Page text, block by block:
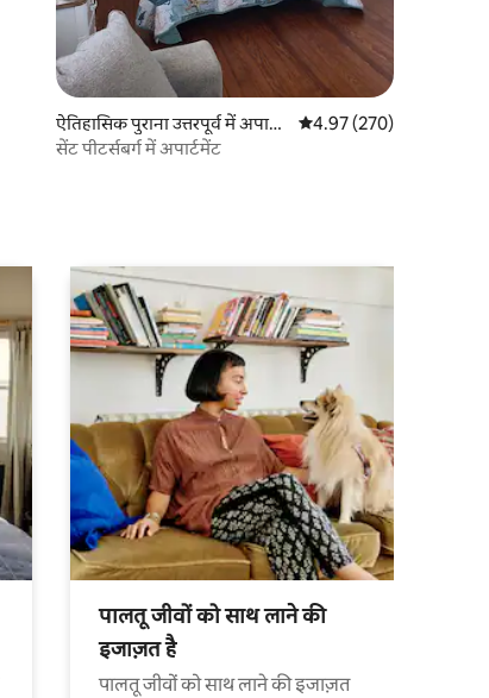
ऐतिहासिक पुराना उत्तरपूर्व में अपार्ट
मेंट
औसत रेटिंग 5 में से 4.97,
4.97 (270)
सेंट पीटर्सबर्ग में अपार्टमेंट
पालतू जीवों को साथ लाने की
इजाज़त है
पालतू जीवों को साथ लाने की इजाज़त